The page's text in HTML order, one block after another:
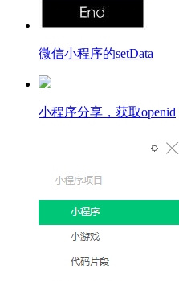
微信小程序的setData
小程序分享，获取openid